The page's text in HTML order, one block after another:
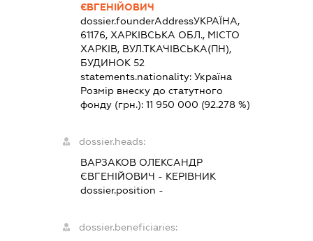
ЄВГЕНІЙОВИЧ
dossier.founderAddressУКРАЇНА,
61176, ХАРКІВСЬКА ОБЛ., МІСТО
ХАРКІВ, ВУЛ.ТКАЧІВСЬКА(ПН),
БУДИНОК 52
statements.nationality: Україна
Розмір внеску до статутного
фонду (грн.): 11 950 000 (92.278 %)
dossier.heads:
ВАРЗАКОВ ОЛЕКСАНДР
ЄВГЕНІЙОВИЧ - КЕРІВНИК
dossier.position -
dossier.beneficiaries: